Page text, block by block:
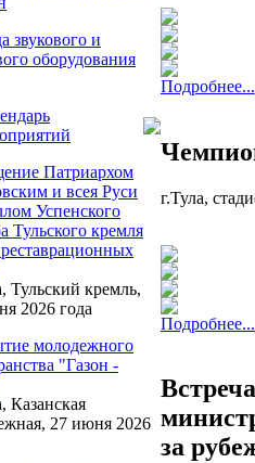
звукового и
оборудования
Патриархом
и всея Руси
Успенского
Тульского кремля
Тульский кремль,
2026 года
молодежного
"Газон -
Казанская
27 июня 2026
Подробнее...
г.Тула,
Подробнее...
за